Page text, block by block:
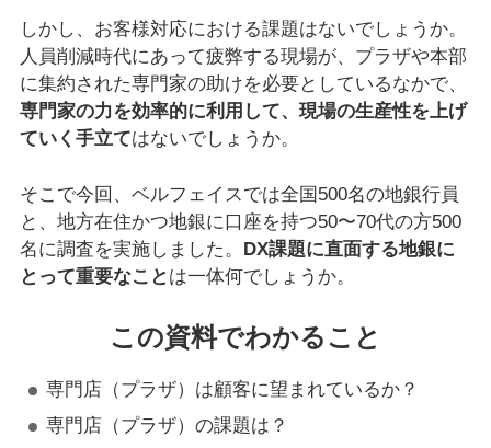
しかし、お客様対応における課題はないでしょうか。
人員削減時代にあって疲弊する現場が、プラザや本部
に集約された専門家の助けを必要としているなかで、
専門家の力を効率的に利用して、現場の生産性を上げ
ていく手立てはないでしょうか。
そこで今回、ベルフェイスでは全国500名の地銀行員
と、地方在住かつ地銀に口座を持つ50〜70代の方500
名に調査を実施しました。 DX課題に直面する地銀に
とって重要なこと は一体何でしょうか。
この資料でわかること
専門店（プラザ）は顧客に望まれているか？
専門店（プラザ）の課題は？